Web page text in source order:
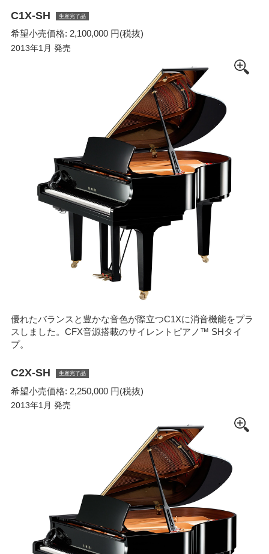
C1X-SH 生産完了品
希望小売価格: 2,100,000 円(税抜)
2013年1月 発売
優れたバランスと豊かな音色が際立つC1Xに消音機能をプラ
スしました。CFX音源搭載のサイレントピアノ™ SHタイ
プ。
C2X-SH 生産完了品
希望小売価格: 2,250,000 円(税抜)
2013年1月 発売